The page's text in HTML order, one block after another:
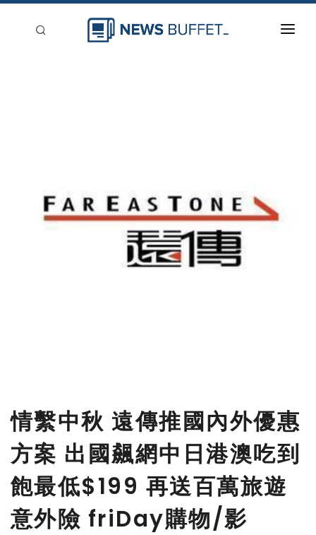
情繫中秋 遠傳推國內外優惠
方案 出國飆網中日港澳吃到
飽最低$199 再送百萬旅遊
意外險 friDay購物/影